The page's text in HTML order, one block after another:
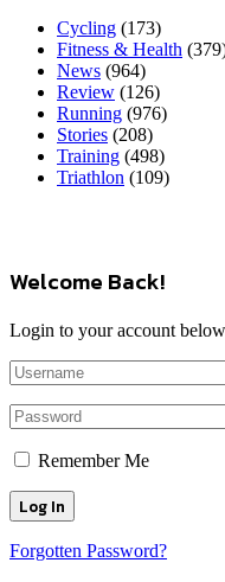
Cycling (173)
Fitness & Health
News (964)
Review (126)
Running (976)
Stories (208)
Training (498)
Triathlon (109)
Welcome Back!
Login to your account below
Remember Me
Forgotten Password?